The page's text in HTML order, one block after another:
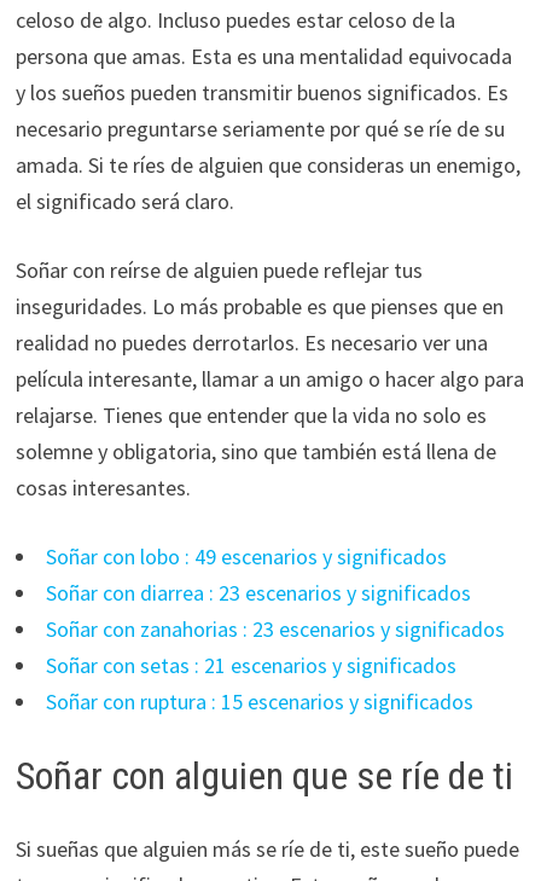
celoso de algo. Incluso puedes estar celoso de la
persona que amas. Esta es una mentalidad equivocada
y los sueños pueden transmitir buenos significados. Es
necesario preguntarse seriamente por qué se ríe de su
amada. Si te ríes de alguien que consideras un enemigo,
el significado será claro.
Soñar con reírse de alguien puede reflejar tus
inseguridades. Lo más probable es que pienses que en
realidad no puedes derrotarlos. Es necesario ver una
película interesante, llamar a un amigo o hacer algo para
relajarse. Tienes que entender que la vida no solo es
solemne y obligatoria, sino que también está llena de
cosas interesantes.
Soñar con lobo : 49 escenarios y significados
Soñar con diarrea : 23 escenarios y significados
Soñar con zanahorias : 23 escenarios y significados
Soñar con setas : 21 escenarios y significados
Soñar con ruptura : 15 escenarios y significados
Soñar con alguien que se ríe de ti
Si sueñas que alguien más se ríe de ti, este sueño puede